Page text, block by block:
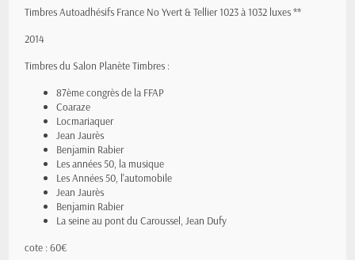
Timbres Autoadhésifs France No Yvert & Tellier 1023 à 1032 luxes **
2014
Timbres du Salon Planète Timbres :
87ème congrès de la FFAP
Coaraze
Locmariaquer
Jean Jaurès
Benjamin Rabier
Les années 50, la musique
Les Années 50, l'automobile
Jean Jaurès
Benjamin Rabier
La seine au pont du Caroussel, Jean Dufy
cote : 60€